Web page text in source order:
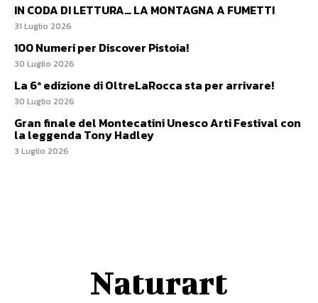
IN CODA DI LETTURA… LA MONTAGNA A FUMETTI
31 Luglio 2026
100 Numeri per Discover Pistoia!
30 Luglio 2026
La 6ª edizione di OltreLaRocca sta per arrivare!
30 Luglio 2026
Gran finale del Montecatini Unesco Arti Festival con
la leggenda Tony Hadley
3 Luglio 2026
Naturart